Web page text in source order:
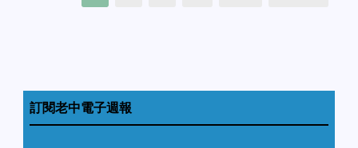
訂閱老中電子週報